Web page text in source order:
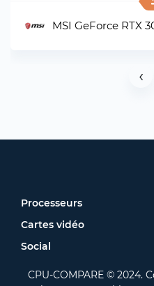
MSI GeForce RTX
‹
Processeurs
Cartes vidéo
Social
CPU-COMPARE © 2024.